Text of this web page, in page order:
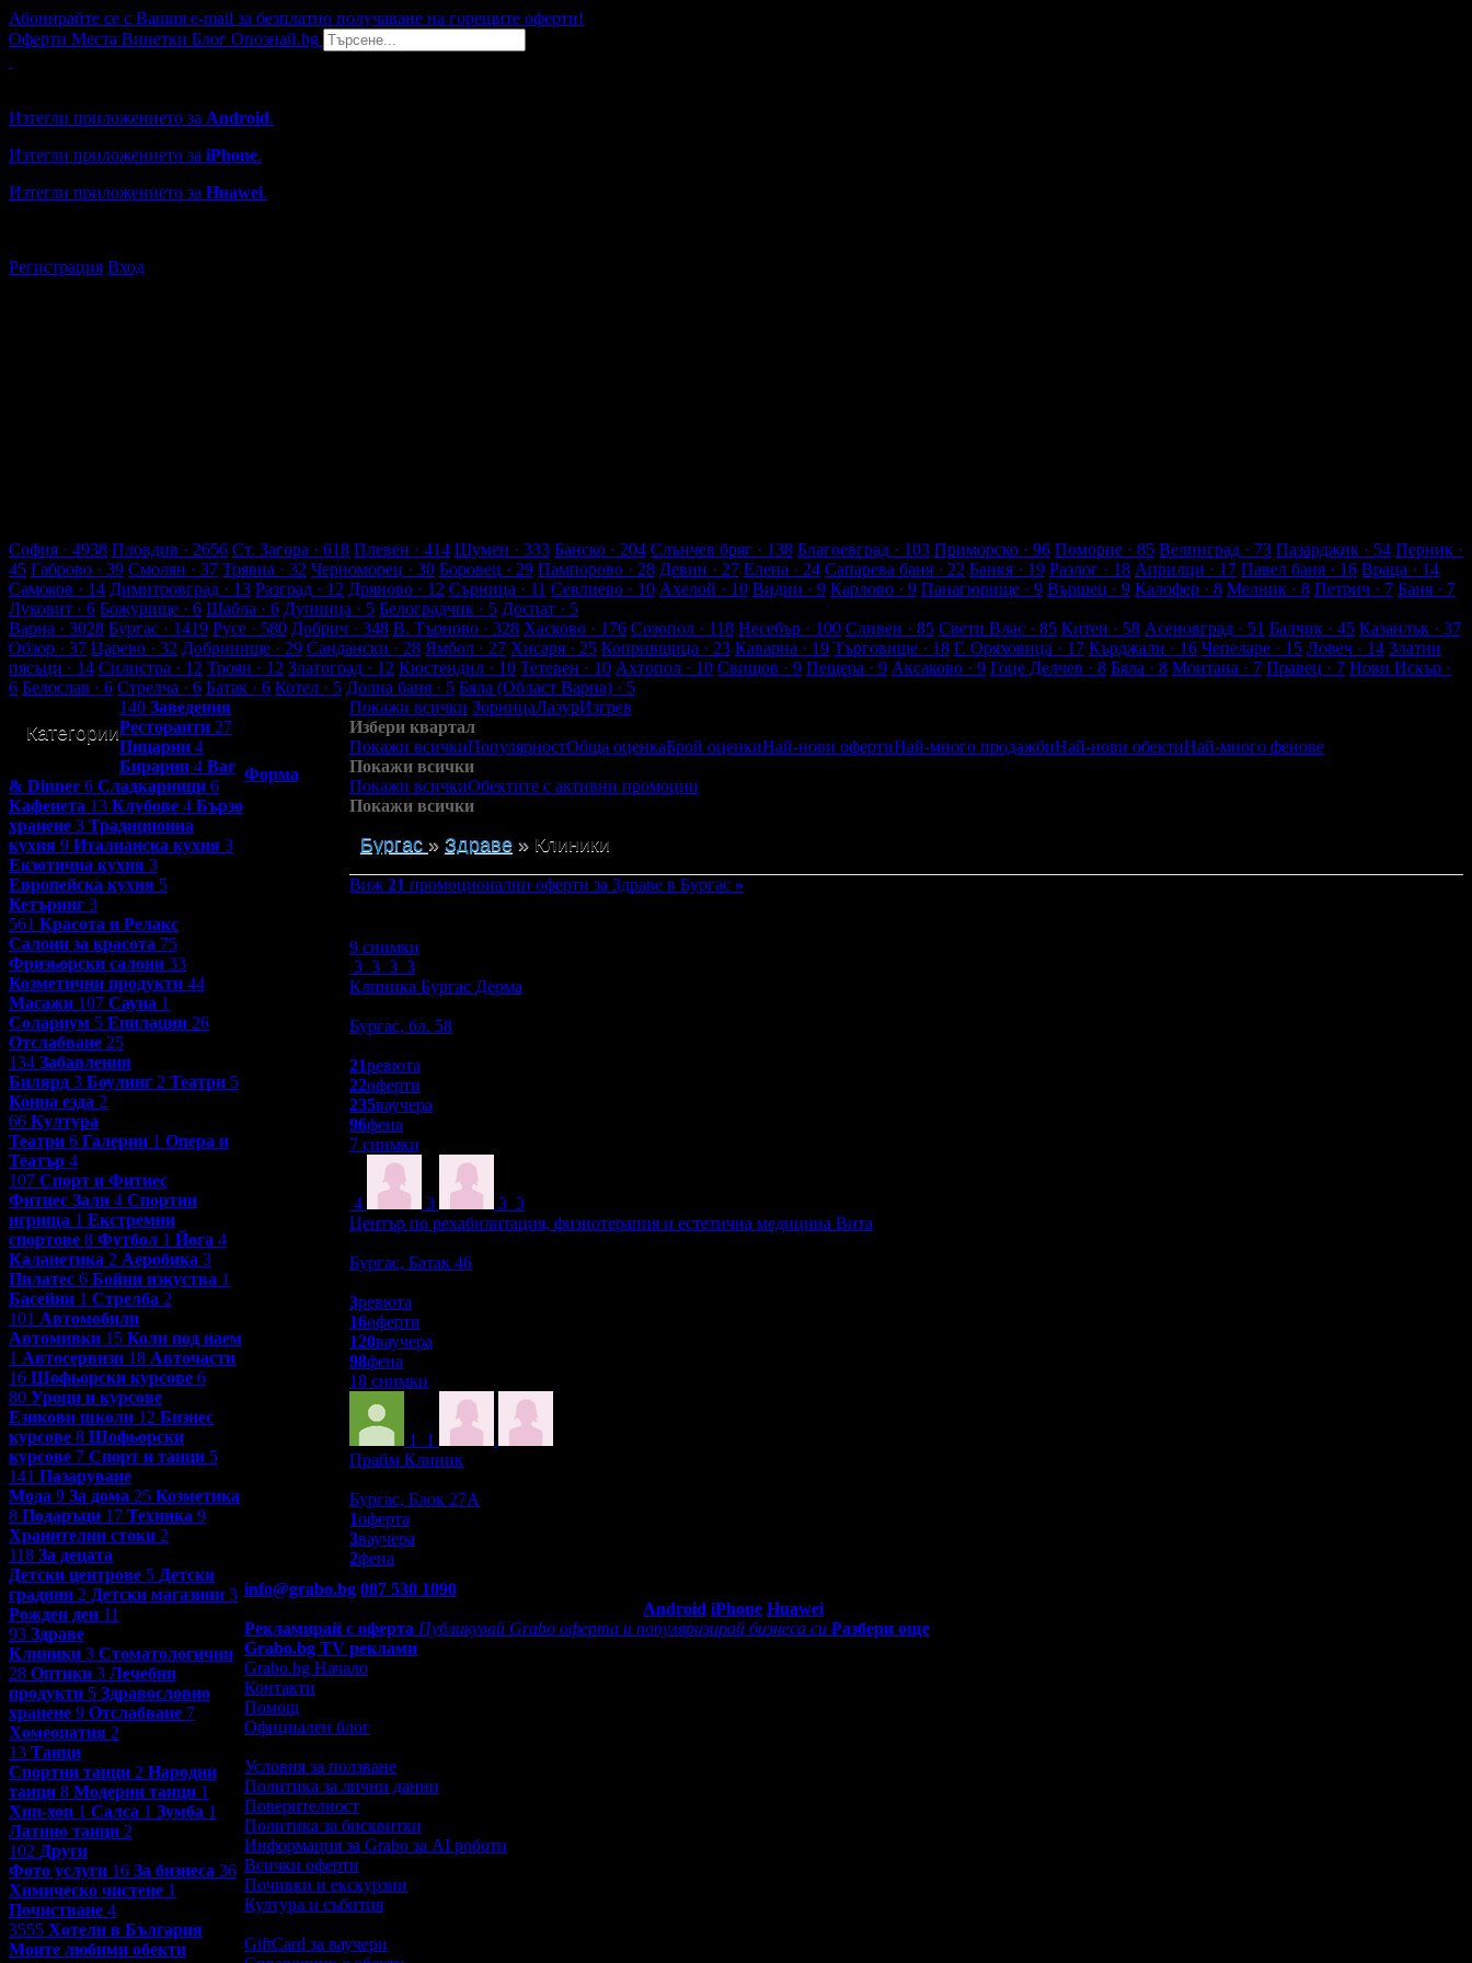
Абонирайте се с Вашия e-mail за безплатно получаване на горещите оферти!
Оферти Места Винетки Блог Опознай.bg
Изтегли приложението за Android.
Изтегли приложението за iPhone.
Изтегли приложението за Huawei.
Регистрация Вход
София · 4938 Пловдив · 2656 Ст. Загора · 618 Плевен · 414 Шумен · 333 Банско · 204 Слънчев бряг · 138 Благоевград · 103 Приморско · 96 Поморие · 85 Велинград · 73 Пазарджик · 54 Перник ·
45 Габрово · 39 Смолян · 37 Трявна · 32 Черноморец · 30 Боровец · 29 Пампорово · 28 Девин · 27 Елена · 24 Сапарева баня · 22 Банкя · 19 Разлог · 18 Априлци · 17 Павел баня · 16 Враца · 14
Самоков · 14 Димитровград · 13 Разград · 12 Дряново · 12 Сърница · 11 Севлиево · 10 Ахелой · 10 Видин · 9 Карлово · 9 Панагюрище · 9 Вършец · 9 Калофер · 8 Мелник · 8 Петрич · 7 Баня · 7
Луковит · 6 Божурище · 6 Шабла · 6 Дупница · 5 Белоградчик · 5 Доспат · 5
Варна · 3028 Бургас · 1419 Русе · 580 Добрич · 348 В. Търново · 328 Хасково · 176 Созопол · 118 Несебър · 100 Сливен · 85 Свети Влас · 85 Китен · 58 Асеновград · 51 Балчик · 45 Казанлък · 37
Обзор · 37 Царево · 32 Добринище · 29 Сандански · 28 Ямбол · 27 Хисаря · 25 Копривщица · 23 Каварна · 19 Търговище · 18 Г. Оряховица · 17 Кърджали · 16 Чепеларе · 15 Ловеч · 14 Златни
пясъци · 14 Силистра · 12 Троян · 12 Златоград · 12 Кюстендил · 10 Тетевен · 10 Ахтопол · 10 Свищов · 9 Пещера · 9 Аксаково · 9 Гоце Делчев · 8 Бяла · 8 Монтана · 7 Правец · 7 Нови Искър ·
6 Белослав · 6 Стрелча · 6 Батак · 6 Котел · 5 Долна баня · 5 Бяла (Област Варна) · 5
Категории
140 Заведения
Ресторанти 27
Пицарии 4
Бирарии 4 Bar
& Dinner 6 Сладкарници 6
Кафенета 13 Клубове 4 Бързо
хранене 3 Традиционна
кухня 9 Италианска кухня 3
Екзотична кухня 3
Европейска кухня 5
Кетъринг 3
561 Красота и Релакс
Салони за красота 75
Фризьорски салони 33
Козметични продукти 44
Масажи 107 Сауна 1
Солариум 5 Епилации 26
Отслабване 25
134 Забавления
Билярд 3 Боулинг 2 Театри 5
Конна езда 2
66 Култура
Театри 6 Галерии 1 Опера и
Театър 4
107 Спорт и Фитнес
Фитнес Зали 4 Спортни
игрища 1 Екстремни
спортове 8 Футбол 1 Йога 4
Каланетика 2 Аеробика 3
Пилатес 6 Бойни изкуства 1
Басейни 1 Стрелба 2
101 Автомобили
Автомивки 15 Коли под наем
1 Автосервизи 18 Авточасти
16 Шофьорски курсове 6
80 Уроци и курсове
Езикови школи 12 Бизнес
курсове 8 Шофьорски
курсове 7 Спорт и танци 5
141 Пазаруване
Мода 9 За дома 25 Козметика
8 Подаръци 17 Техника 9
Хранителни стоки 2
118 За децата
Детски центрове 5 Детски
градини 2 Детски магазини 3
Рожден ден 11
93 Здраве
Клиники 3 Стоматологични
28 Оптики 3 Лечебни
продукти 5 Здравословно
хранене 9 Отслабване 7
Хомеопатия 2
13 Танци
Спортни танци 2 Народни
танци 8 Модерни танци 1
Хип-хоп 1 Салса 1 Зумба 1
Латино танци 2
102 Други
Фото услуги 16 За бизнеса 36
Химическо чистене 1
Почистване 4
3555 Хотели в България
Моите любими обекти
Покажи всички ЗорницаЛазурИзгрев
Избери квартал
Покажи всичкиПопулярностОбща оценкаБрой оценкиНай-нови офертиНай-много продажбиНай-нови обектиНай-много фенове
Покажи всички
Покажи всичкиОбектите с активни промоции
Покажи всички
Бургас » Здраве » Клиники
Виж 21 промоционални оферти за Здраве в Бургас »
9 снимки
3 3 3 3
Клиника Бургас Дерма
Бургас, бл. 58
21ревюта
22оферти
235ваучера
96фена
7 снимки
4 3 3 3
Център по рехабилитация, физиотерапия и естетична медицина Вита
Бургас, Батак 46
3ревюта
16оферти
120ваучера
98фена
18 снимки
1
1
Прайм Клиник
Бургас, Блок 27A
1оферта
3ваучера
2фена
Форма
info@grabo.bg 087 530 1090
Android iPhone Huawei
Рекламирай с оферта Публикувай Grabo оферта и популяризирай бизнеса си Разбери още
Grabo.bg TV реклами
Grabo.bg Начало
Контакти
Помощ
Официален блог
Условия за ползване
Политика за лични данни
Поверителност
Политика за бисквитки
Информация за Grabo за AI роботи
Всички оферти
Почивки и екскурзии
Култура и събития
GiftCard за ваучери